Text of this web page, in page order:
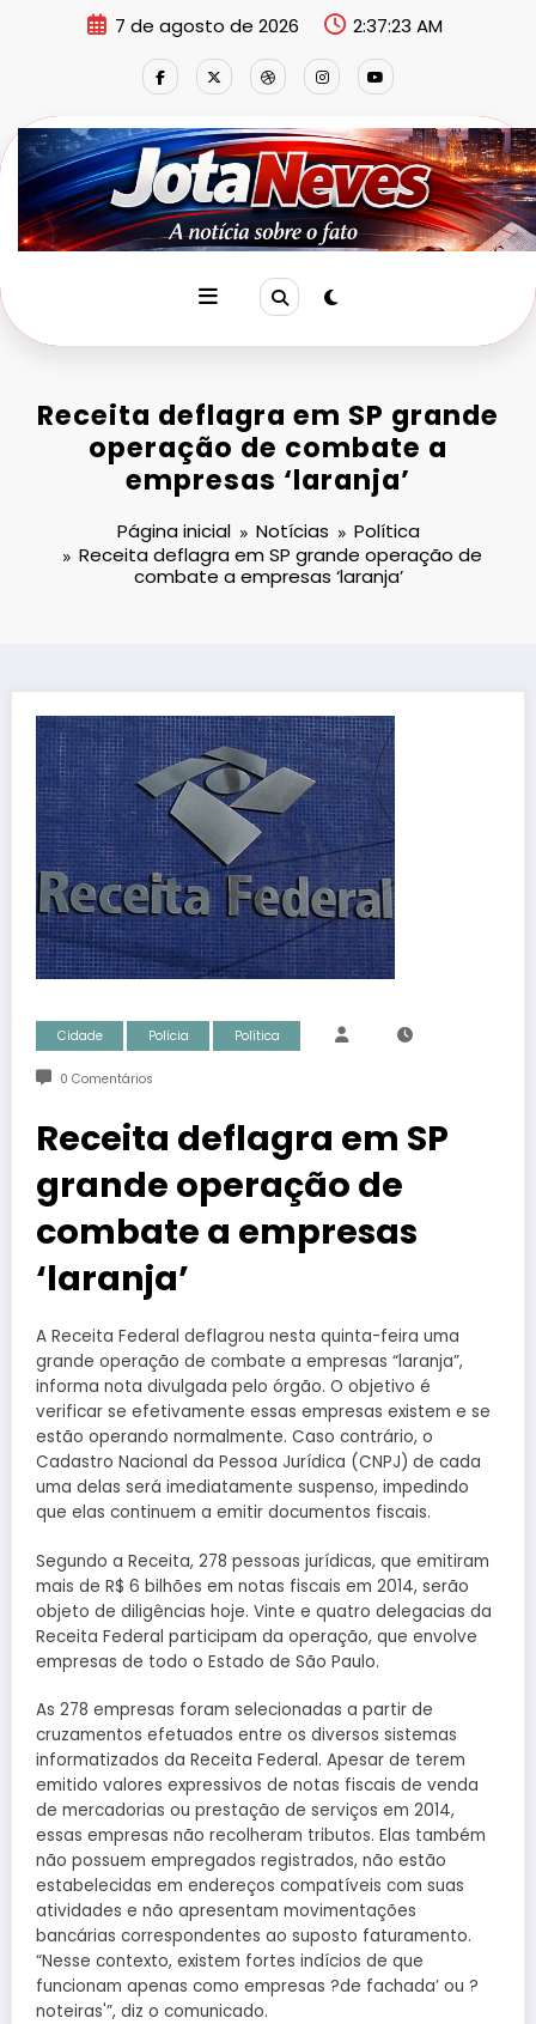
7 de agosto de 2026 2:37:24 AM
Receita deflagra em SP grande
operação de combate a
empresas ‘laranja’
Página inicial Notícias
Política
Receita deflagra em SP grande operação de
combate a empresas ‘laranja’
Cidade Polícia Política
0 Comentários
Receita deflagra em SP
grande operação de
combate a empresas
‘laranja’
A Receita Federal deflagrou nesta quinta-feira uma
grande operação de combate a empresas “laranja”,
informa nota divulgada pelo órgão. O objetivo é
verificar se efetivamente essas empresas existem e se
estão operando normalmente. Caso contrário, o
Cadastro Nacional da Pessoa Jurídica (CNPJ) de cada
uma delas será imediatamente suspenso, impedindo
que elas continuem a emitir documentos fiscais.
Segundo a Receita, 278 pessoas jurídicas, que emitiram
mais de R$ 6 bilhões em notas fiscais em 2014, serão
objeto de diligências hoje. Vinte e quatro delegacias da
Receita Federal participam da operação, que envolve
empresas de todo o Estado de São Paulo.
As 278 empresas foram selecionadas a partir de
cruzamentos efetuados entre os diversos sistemas
informatizados da Receita Federal. Apesar de terem
emitido valores expressivos de notas fiscais de venda
de mercadorias ou prestação de serviços em 2014,
essas empresas não recolheram tributos. Elas também
não possuem empregados registrados, não estão
estabelecidas em endereços compatíveis com suas
atividades e não apresentam movimentações
bancárias correspondentes ao suposto faturamento.
“Nesse contexto, existem fortes indícios de que
funcionam apenas como empresas ?de fachada’ ou ?
noteiras'”, diz o comunicado.